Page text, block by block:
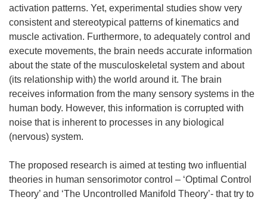
activation patterns. Yet, experimental studies show very
consistent and stereotypical patterns of kinematics and
muscle activation. Furthermore, to adequately control and
execute movements, the brain needs accurate information
about the state of the musculoskeletal system and about
(its relationship with) the world around it. The brain
receives information from the many sensory systems in the
human body. However, this information is corrupted with
noise that is inherent to processes in any biological
(nervous) system.
The proposed research is aimed at testing two influential
theories in human sensorimotor control – ‘Optimal Control
Theory’ and ‘The Uncontrolled Manifold Theory’- that try to